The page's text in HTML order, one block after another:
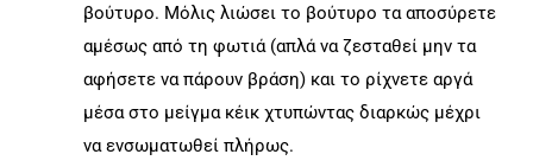
βούτυρο. Μόλις λιώσει το βούτυρο τα αποσύρετε
αμέσως από τη φωτιά (απλά να ζεσταθεί μην τα
αφήσετε να πάρουν βράση) και το ρίχνετε αργά
μέσα στο μείγμα κέικ χτυπώντας διαρκώς μέχρι
να ενσωματωθεί πλήρως.